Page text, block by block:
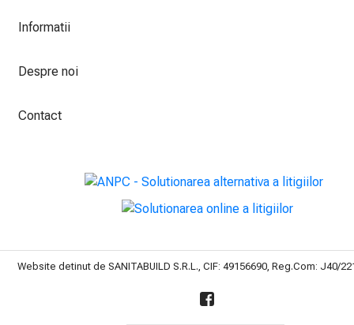
Informatii
Despre noi
Contact
Website detinut de SANITABUILD S.R.L., CIF: 49156690, Reg.Com: J40/